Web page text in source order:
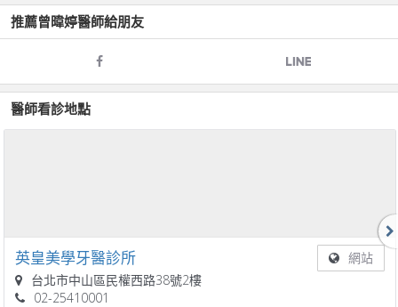
推薦曾暐婷醫師給朋友
醫師看診地點
英皇美學牙醫診所
網站
台北市中山區民權西路38號2樓
02-25410001